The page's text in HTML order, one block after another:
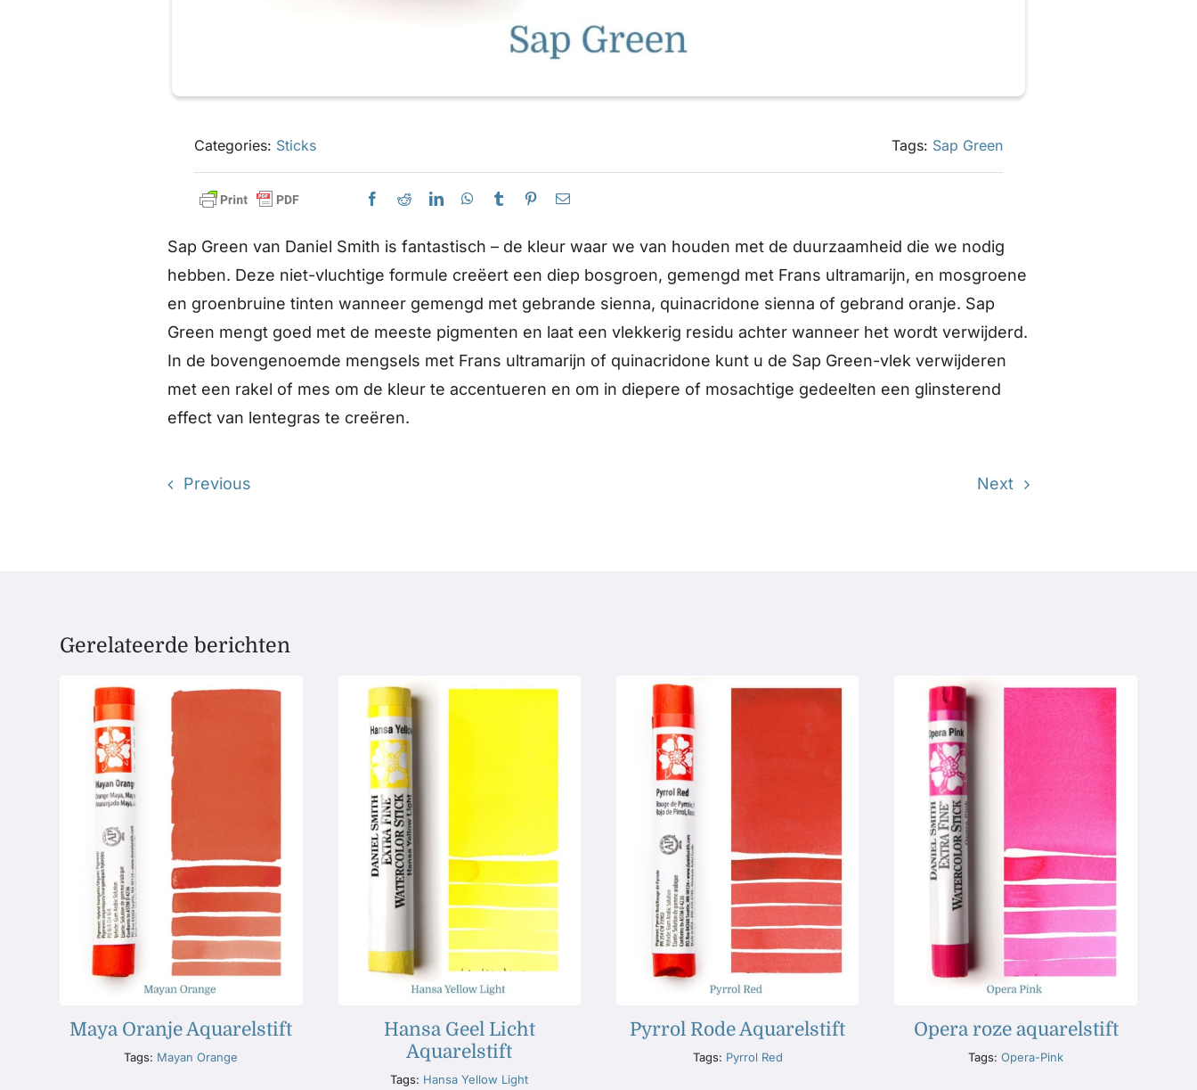
Categories: Sticks Tags: Sap Green
Sap Green van Daniel Smith is fantastisch – de kleur waar we van houden met de duurzaamheid die we nodig
hebben. Deze niet-vluchtige formule creëert een diep bosgroen, gemengd met Frans ultramarijn, en mosgroene
en groenbruine tinten wanneer gemengd met gebrande sienna, quinacridone sienna of gebrand oranje. Sap
Green mengt goed met de meeste pigmenten en laat een vlekkerig residu achter wanneer het wordt verwijderd.
In de bovengenoemde mengsels met Frans ultramarijn of quinacridone kunt u de Sap Green-vlek verwijderen
met een rakel of mes om de kleur te accentueren en om in diepere of mosachtige gedeelten een glinsterend
effect van lentegras te creëren.
Previous Next
Gerelateerde berichten
Maya Oranje Aquarelstift
Tags: Mayan Orange
Hansa Geel Licht
Aquarelstift
Tags: Hansa Yellow Light
Pyrrol Rode Aquarelstift
Tags: Pyrrol Red
Opera roze aquarelstift
Tags:Opera-Pink